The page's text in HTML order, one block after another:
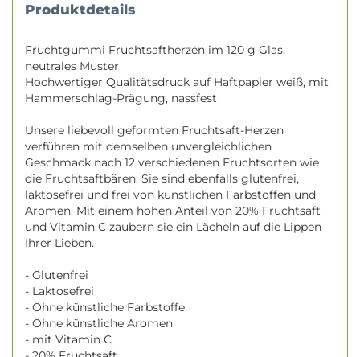
Produktdetails
Fruchtgummi Fruchtsaftherzen im 120 g Glas,
neutrales Muster
Hochwertiger Qualitätsdruck auf Haftpapier weiß, mit
Hammerschlag-Prägung, nassfest
Unsere liebevoll geformten Fruchtsaft-Herzen
verführen mit demselben unvergleichlichen
Geschmack nach 12 verschiedenen Fruchtsorten wie
die Fruchtsaftbären. Sie sind ebenfalls glutenfrei,
laktosefrei und frei von künstlichen Farbstoffen und
Aromen. Mit einem hohen Anteil von 20% Fruchtsaft
und Vitamin C zaubern sie ein Lächeln auf die Lippen
Ihrer Lieben.
- Glutenfrei
- Laktosefrei
- Ohne künstliche Farbstoffe
- Ohne künstliche Aromen
- mit Vitamin C